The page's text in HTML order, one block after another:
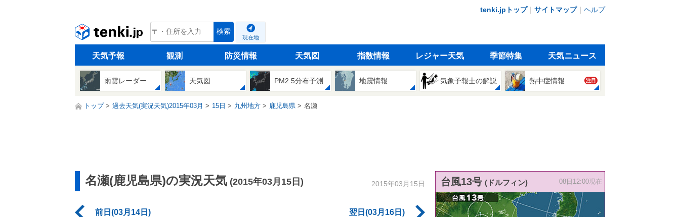
tenki.jpトップ｜ サイトマップ｜ ヘルプ
tenki.jp 検索
現在地
天気予報 観測 防災情報 天気図 指数情報 レジャー天気 季節特集 天気ニュース
雨雲レーダー 天気図 PM2.5分布予測 地震情報 気象予報士の解説 熱中症情報 注目
トップ 過去天気(実況天気)2015年03月 15日 九州地方 鹿児島県 名瀬
名瀬(鹿児島県)の実況天気 (2015年03月15日) 2015年03月15日
前日(03月14日) 翌日(03月16日)
台風13号 (ドルフィン) 08日12:00現在